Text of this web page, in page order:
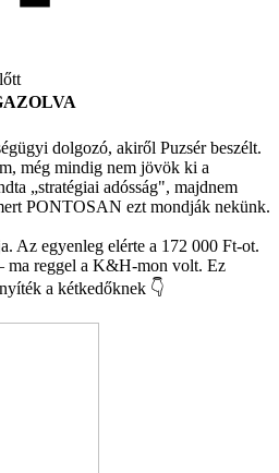
dolgozó, akiről Puzsér beszélt.
még mindig nem jövök ki a
„stratégiai adósság", majdnem
PONTOSAN ezt mondják nekünk.
Az egyenleg elérte a 172 000 Ft-ot.
reggel a K&H-mon volt. Ez
a kétkedőknek 👇